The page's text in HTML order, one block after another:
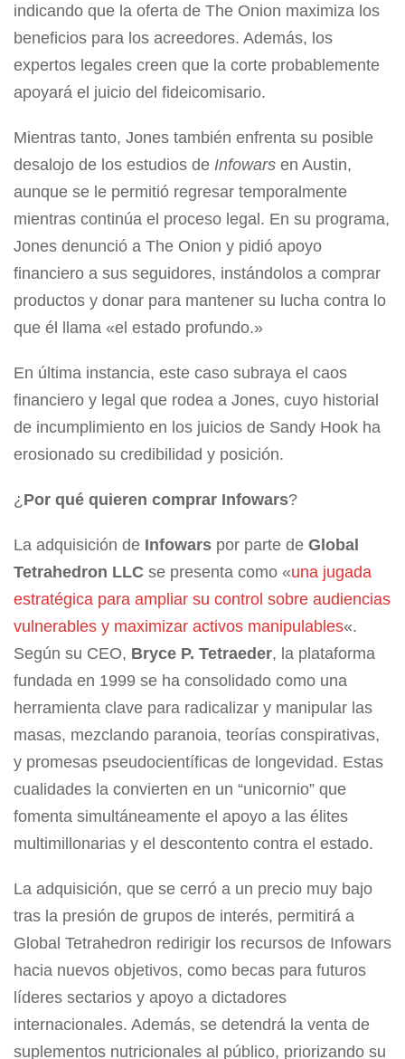
indicando que la oferta de The Onion maximiza los
beneficios para los acreedores. Además, los
expertos legales creen que la corte probablemente
apoyará el juicio del fideicomisario.
Mientras tanto, Jones también enfrenta su posible
desalojo de los estudios de Infowars en Austin,
aunque se le permitió regresar temporalmente
mientras continúa el proceso legal. En su programa,
Jones denunció a The Onion y pidió apoyo
financiero a sus seguidores, instándolos a comprar
productos y donar para mantener su lucha contra lo
que él llama «el estado profundo.»
En última instancia, este caso subraya el caos
financiero y legal que rodea a Jones, cuyo historial
de incumplimiento en los juicios de Sandy Hook ha
erosionado su credibilidad y posición.
¿ Por qué quieren comprar Infowars?
La adquisición de Infowars por parte de Global
Tetrahedron LLC se presenta como «una jugada
estratégica para ampliar su control sobre audiencias
vulnerables y maximizar activos manipulables«.
Según su CEO, Bryce P. Tetraeder, la plataforma
fundada en 1999 se ha consolidado como una
herramienta clave para radicalizar y manipular las
masas, mezclando paranoia, teorías conspirativas,
y promesas pseudocientíficas de longevidad. Estas
cualidades la convierten en un “unicornio” que
fomenta simultáneamente el apoyo a las élites
multimillonarias y el descontento contra el estado.
La adquisición, que se cerró a un precio muy bajo
tras la presión de grupos de interés, permitirá a
Global Tetrahedron redirigir los recursos de Infowars
hacia nuevos objetivos, como becas para futuros
líderes sectarios y apoyo a dictadores
internacionales. Además, se detendrá la venta de
suplementos nutricionales al público, priorizando su